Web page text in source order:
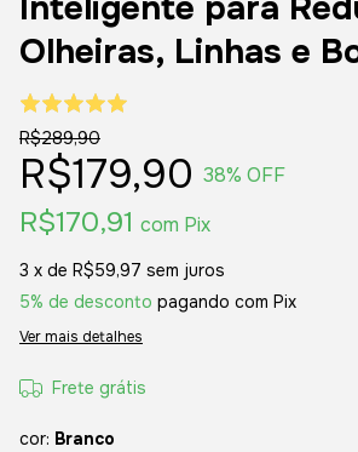
Olheiras, Linhas e
R$289,90
R$179,90 38% OFF
R$170,91 com Pix
3 x de R$59,97 sem juros
5% de desconto pagando com Pix
Ver mais detalhes
Frete grátis
cor: Branco